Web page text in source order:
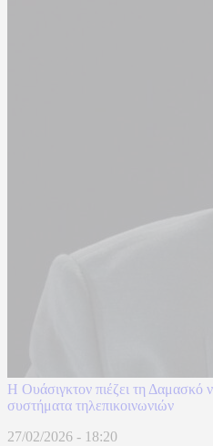
Η Ουάσιγκτον πιέζει τη Δαμασκό
συστήματα τηλεπικοινωνιών
27/02/2026 - 18:20